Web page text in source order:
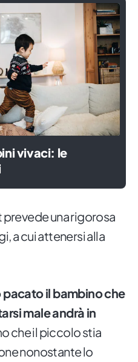
vivaci: le
una rigorosa
a cui attenersi alla
il bambino che
male andrà in
che il piccolo stia
nonostante lo